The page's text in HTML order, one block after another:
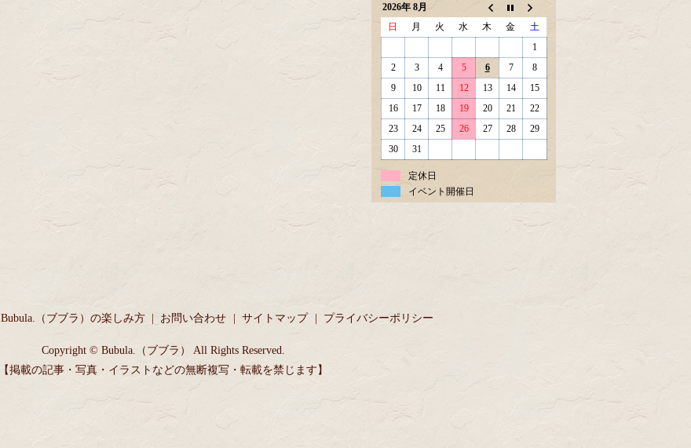
2026年 8月
日
月 火 水 木 金
土
1
2
3 4 5 6 7
8
9
10 11 12 13 14
15
16
17 18 19 20 21
22
23
24 25 26 27 28
29
30
31
定休日
イベント開催日
Bubula.（ブブラ）の楽しみ方 お問い合わせ サイトマップ プライバシーポリシー
Copyright © Bubula.（ブブラ） All Rights Reserved.
【掲載の記事・写真・イラストなどの無断複写・転載を禁じます】